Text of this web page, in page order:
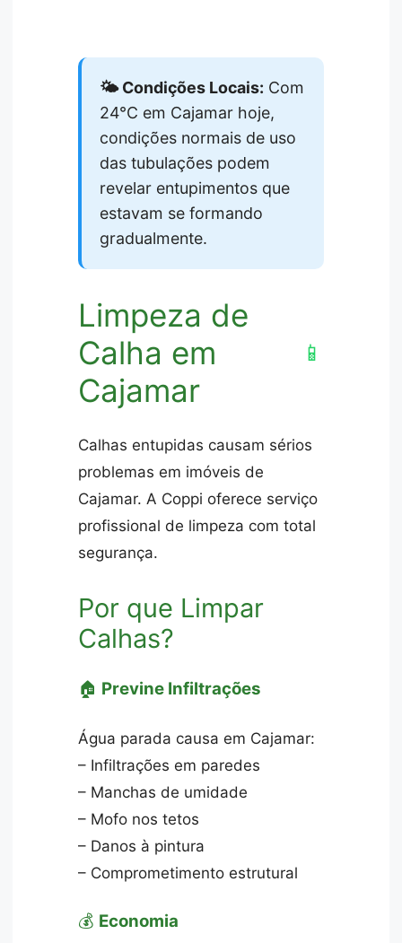
🌤️ Condições Locais: Com
24°C em Cajamar hoje,
condições normais de uso
das tubulações podem
revelar entupimentos que
estavam se formando
gradualmente.
Limpeza de
Calha em
Cajamar
📱
Calhas entupidas causam sérios
problemas em imóveis de
Cajamar. A Coppi oferece serviço
profissional de limpeza com total
segurança.
Por que Limpar
Calhas?
🏠 Previne Infiltrações
Água parada causa em Cajamar:
– Infiltrações em paredes
– Manchas de umidade
– Mofo nos tetos
– Danos à pintura
– Comprometimento estrutural
💰 Economia